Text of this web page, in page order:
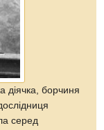
діячка, борчиня
серед